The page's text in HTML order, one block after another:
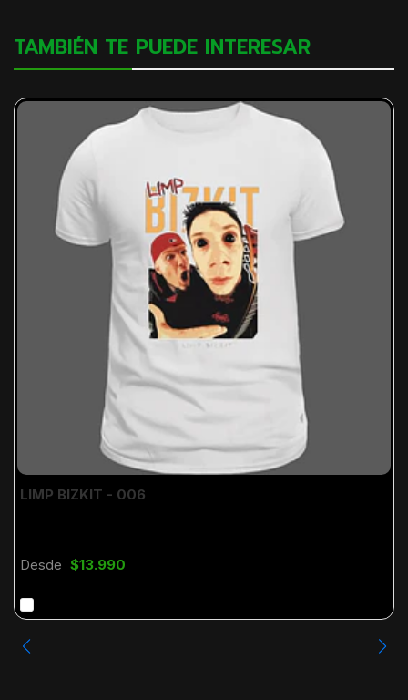
TAMBIÉN TE PUEDE INTERESAR
LIMP BIZKIT - 006
Desde $13.990